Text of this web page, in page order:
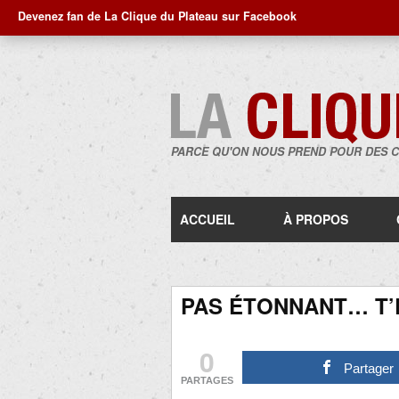
Devenez fan de La Clique du Plateau sur Facebook
PARCE QU'ON NOUS PREND POUR DES
ACCUEIL À PROPOS
PAS ÉTONNANT…
0
PARTAGES
Partager